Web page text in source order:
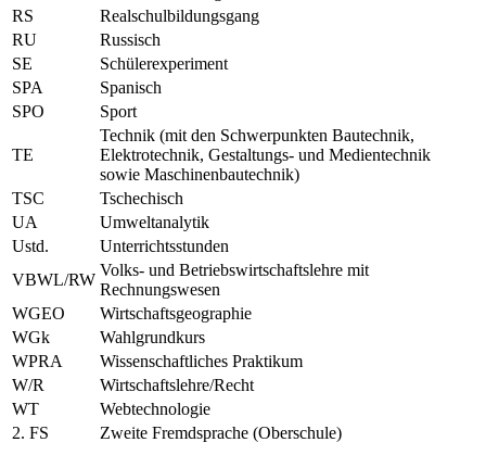
RS
Realschulbildungsgang
RU
Russisch
SE
Schülerexperiment
SPA
Spanisch
SPO
Sport
TE
Technik (mit den Schwerpunkten Bautechnik,
Elektrotechnik, Gestaltungs- und Medientechnik
sowie Maschinenbautechnik)
TSC
Tschechisch
UA
Umweltanalytik
Ustd.
Unterrichtsstunden
VBWL/RW
Volks- und Betriebswirtschaftslehre mit
Rechnungswesen
WGEO
Wirtschaftsgeographie
WGk
Wahlgrundkurs
WPRA
Wissenschaftliches Praktikum
W/R
Wirtschaftslehre/Recht
WT
Webtechnologie
2. FS
Zweite Fremdsprache (Oberschule)